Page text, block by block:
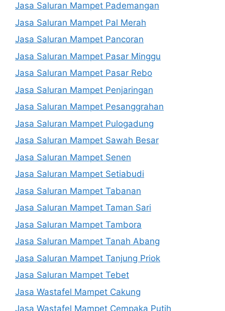
Jasa Saluran Mampet Pademangan
Jasa Saluran Mampet Pal Merah
Jasa Saluran Mampet Pancoran
Jasa Saluran Mampet Pasar Minggu
Jasa Saluran Mampet Pasar Rebo
Jasa Saluran Mampet Penjaringan
Jasa Saluran Mampet Pesanggrahan
Jasa Saluran Mampet Pulogadung
Jasa Saluran Mampet Sawah Besar
Jasa Saluran Mampet Senen
Jasa Saluran Mampet Setiabudi
Jasa Saluran Mampet Tabanan
Jasa Saluran Mampet Taman Sari
Jasa Saluran Mampet Tambora
Jasa Saluran Mampet Tanah Abang
Jasa Saluran Mampet Tanjung Priok
Jasa Saluran Mampet Tebet
Jasa Wastafel Mampet Cakung
Jasa Wastafel Mampet Cempaka Putih